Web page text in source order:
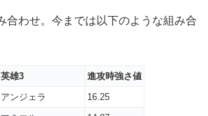
合わせ。今までは以下のような組み合
英雄3
進攻時強さ値
アンジェラ
16.25